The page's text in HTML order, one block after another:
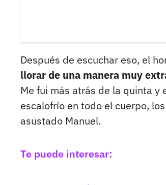
Después de escuchar eso, el
llorar de una manera muy
Me fui más atrás de la quinta y
escalofrío en todo el cuerpo,
asustado Manuel.
Te puede interesar: